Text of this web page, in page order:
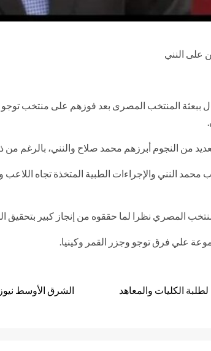
على النني
من النجوم أبرزهم محمد صلاح والنني، بالرغم من
النني والإجراءات الطبية المتخذة تجاه اللاعب
المصري نظرا لما حققوه من إنجاز كبير بتحقيق
علي فرق توجو وجزر القمر وكينيا.
الكليات والمعاهد
الشرق الأوسط نيوز الصحة تسجيل 275 حالة